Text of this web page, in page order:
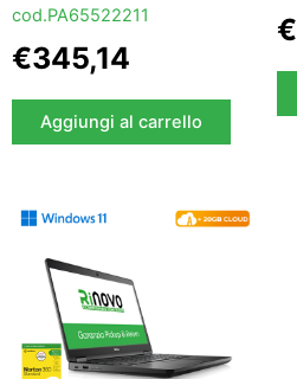
cod.PA65522211
€345,14
Aggiungi al carrello
€